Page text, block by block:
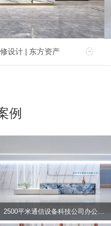
设计 | 东方资产
例
2500平米通信设备科技公司办公室设计 | 宇泰科技